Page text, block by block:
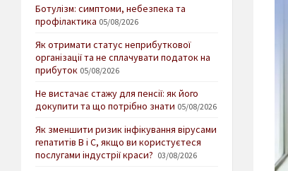
Ботулізм: симптоми, небезпека та
профілактика 05/08/2026
Як отримати статус неприбуткової
організації та не сплачувати податок на
прибуток 05/08/2026
Не вистачає стажу для пенсії: як його
докупити та що потрібно знати 05/08/2026
Як зменшити ризик інфікування вірусами
гепатитів В і С, якщо ви користуєтеся
послугами індустрії краси? 03/08/2026